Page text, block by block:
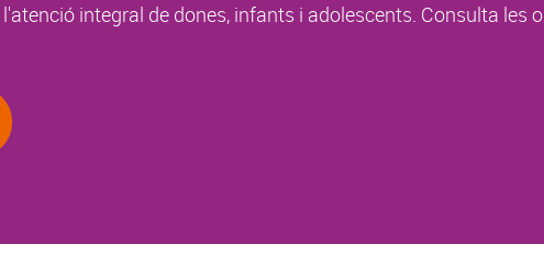
integral de dones, infants i adolescents. Consulta les